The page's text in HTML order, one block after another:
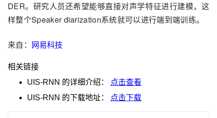
DER。研究人员还希望能够直接对声学特征进行建模，这
样整个Speaker diarization系统就可以进行端到端训练。
来自： 网易科技
相关链接
UIS-RNN 的详细介绍：
点击查看
UIS-RNN 的下载地址： 点击下载